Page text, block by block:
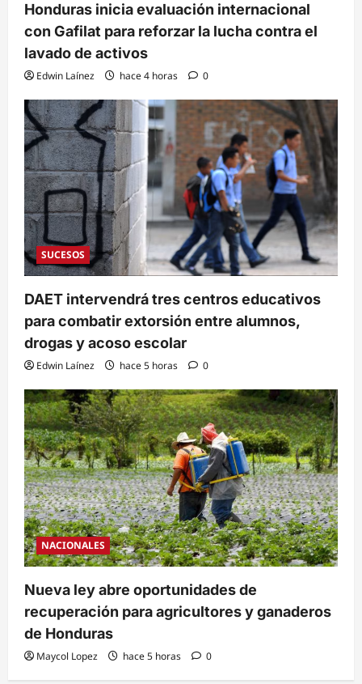
Honduras inicia evaluación internacional
con Gafilat para reforzar la lucha contra el
lavado de activos
Edwin Laínez hace 4 horas 0
SUCESOS
DAET intervendrá tres centros educativos
para combatir extorsión entre alumnos,
drogas y acoso escolar
Edwin Laínez hace 5 horas 0
NACIONALES
Nueva ley abre oportunidades de
recuperación para agricultores y ganaderos
de Honduras
Maycol Lopez hace 5 horas 0